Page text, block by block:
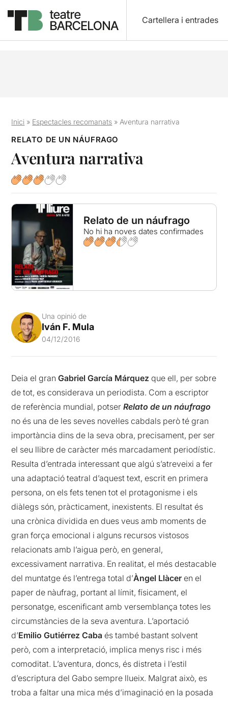
Cartellera i entrades
Inici » Espectacles recomanats » Aventura narrativa
RELATO DE UN NÁUFRAGO
Aventura narrativa
Relato de un náufrago
No hi ha noves dates confirmades
Una opinió de
Iván F. Mula
04/12/2016
Deia el granGabriel García Márquezque ell, per sobre
de tot, es considerava un periodista. Com a escriptor
de referència mundial, potserRelato de un náufrago
no és una de les seves novel·les cabdals però té gran
importància dins de la seva obra, precisament, per ser
el seu llibre de caràcter més marcadament periodístic.
Resulta d’entrada interessant que algú s’atreveixi a fer
una adaptació teatral d’aquest text, escrit en primera
persona, on els fets tenen tot el protagonisme i els
diàlegs són, pràcticament, inexistents. El resultat és
una crònica dividida en dues veus amb moments de
gran força emocional i alguns recursos vistosos
relacionats amb l’aigua però, en general,
excessivament narrativa. En realitat, el més destacable
del muntatge és l’entrega total d’Àngel Llàcer en el
paper de nàufrag, portant al límit, físicament, el
personatge, escenificant amb versemblança totes les
circumstàncies de la seva aventura. L’aportació
d’Emilio Gutiérrez Caba és també bastant solvent
però, com a interpretació, implica menys risc i més
comoditat. L’aventura, doncs, és distreta i l’estil
d’escriptura del Gabo sempre llueix. Malgrat això, es
troba a faltar una mica més d’imaginació en la posada